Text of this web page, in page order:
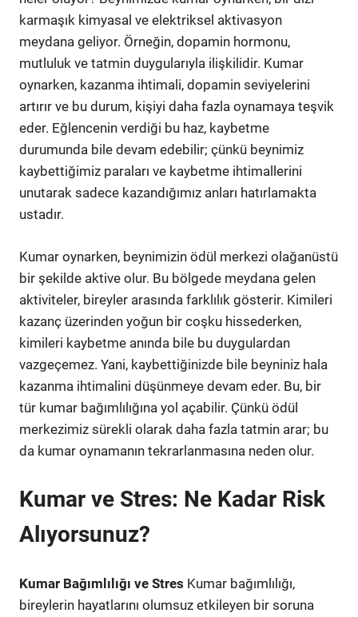
karmaşık kimyasal ve elektriksel aktivasyon
meydana geliyor. Örneğin, dopamin hormonu,
mutluluk ve tatmin duygularıyla ilişkilidir. Kumar
oynarken, kazanma ihtimali, dopamin seviyelerini
artırır ve bu durum, kişiyi daha fazla oynamaya teşvik
eder. Eğlencenin verdiği bu haz, kaybetme
durumunda bile devam edebilir; çünkü beynimiz
kaybettiğimiz paraları ve kaybetme ihtimallerini
unutarak sadece kazandığımız anları hatırlamakta
ustadır.
Kumar oynarken, beynimizin ödül merkezi olağanüstü
bir şekilde aktive olur. Bu bölgede meydana gelen
aktiviteler, bireyler arasında farklılık gösterir. Kimileri
kazanç üzerinden yoğun bir coşku hissederken,
kimileri kaybetme anında bile bu duygulardan
vazgeçemez. Yani, kaybettiğinizde bile beyniniz hala
kazanma ihtimalini düşünmeye devam eder. Bu, bir
tür kumar bağımlılığına yol açabilir. Çünkü ödül
merkezimiz sürekli olarak daha fazla tatmin arar; bu
da kumar oynamanın tekrarlanmasına neden olur.
Kumar ve Stres: Ne Kadar Risk
Alıyorsunuz?
Kumar Bağımlılığı ve Stres Kumar bağımlılığı,
bireylerin hayatlarını olumsuz etkileyen bir soruna